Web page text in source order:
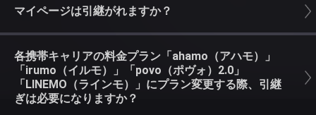
マイページは引継がれますか？
各携帯キャリアの料金プラン「ahamo（アハモ）」
「irumo（イルモ）」「povo（ポヴォ）2.0」
「LINEMO（ラインモ）」にプラン変更する際、引継
ぎは必要になりますか？